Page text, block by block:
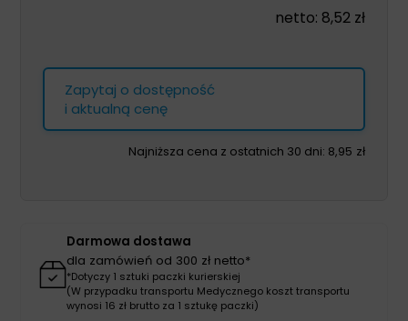
netto: 8,52 zł
Zapytaj o dostępność
i aktualną cenę
Najniższa cena z ostatnich 30 dni: 8,95 zł
Darmowa dostawa
dla zamówień od 300 zł netto*
*Dotyczy 1 sztuki paczki kurierskiej
(W przypadku transportu Medycznego koszt transportu
wynosi 16 zł brutto za 1 sztukę paczki)